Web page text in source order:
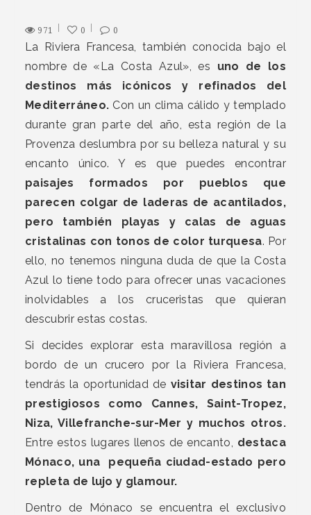
971 0 0
La Riviera Francesa, también conocida bajo el
nombre de «La Costa Azul», es uno de los
destinos más icónicos y refinados del
Mediterráneo. Con un clima cálido y templado
durante gran parte del año, esta región de la
Provenza deslumbra por su belleza natural y su
encanto único. Y es que puedes encontrar
paisajes formados por pueblos que
parecen colgar de laderas de acantilados,
pero también playas y calas de aguas
cristalinas con tonos de color turquesa. Por
ello, no tenemos ninguna duda de que la Costa
Azul lo tiene todo para ofrecer unas vacaciones
inolvidables a los cruceristas que quieran
descubrir estas costas.
Si decides explorar esta maravillosa región a
bordo de un crucero por la Riviera Francesa,
tendrás la oportunidad de visitar destinos tan
prestigiosos como Cannes, Saint-Tropez,
Niza, Villefranche-sur-Mer y muchos otros.
Entre estos lugares llenos de encanto, destaca
Mónaco, una pequeña ciudad-estado pero
repleta de lujo y glamour.
Dentro de Mónaco se encuentra el exclusivo